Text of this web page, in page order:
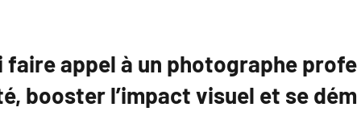
faire appel à un photographe
booster l’impact visuel et se